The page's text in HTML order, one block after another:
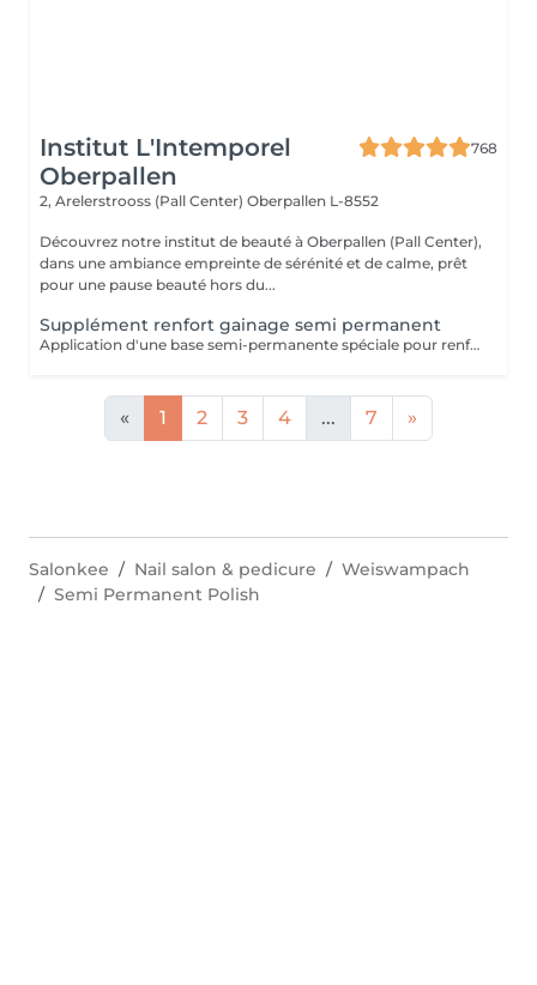
Institut L'Intemporel
Oberpallen
768
2, Arelerstrooss (Pall Center) Oberpallen L-8552
Découvrez notre institut de beauté à Oberpallen (Pall Center),
dans une ambiance empreinte de sérénité et de calme, prêt
pour une pause beauté hors du...
Supplément renfort gainage semi permanent
Application d'une base semi-permanente spéciale pour renforcer et prolonger la tenue du vernis semi-permanent (En complément d'une manucure avec semi-permanent uniquement)
« 1 2 3 4 ... 7 »
Salonkee Nail salon & pedicure
Weiswampach
Semi Permanent Polish